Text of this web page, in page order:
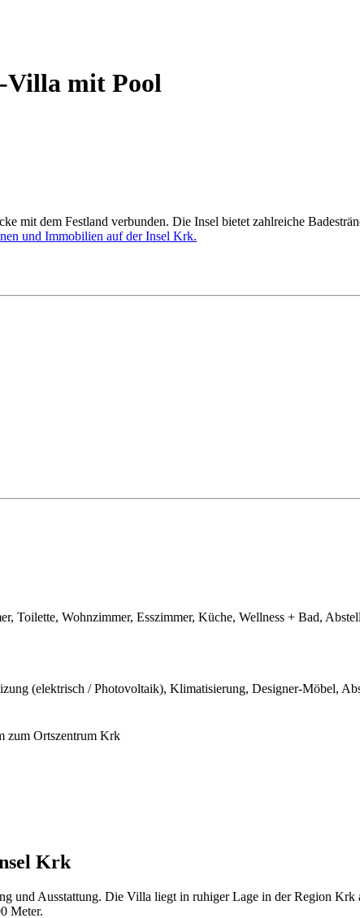
Villa mit Pool
dem Festland verbunden. Die Insel bietet zahlreiche
und Immobilien auf der Insel Krk.
Toilette, Wohnzimmer, Esszimmer, Küche, Wellness + Bad,
(elektrisch / Photovoltaik), Klimatisierung, Designer-Möbel,
zum Ortszentrum Krk
Krk
und Ausstattung. Die Villa liegt in ruhiger Lage in der Region Krk
Meter.